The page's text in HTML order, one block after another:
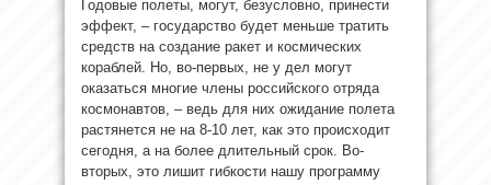
Годовые полеты, могут, безусловно, принести
эффект, – государство будет меньше тратить
средств на создание ракет и космических
кораблей. Но, во-первых, не у дел могут
оказаться многие члены российского отряда
космонавтов, – ведь для них ожидание полета
растянется не на 8-10 лет, как это происходит
сегодня, а на более длительный срок. Во-
вторых, это лишит гибкости нашу программу